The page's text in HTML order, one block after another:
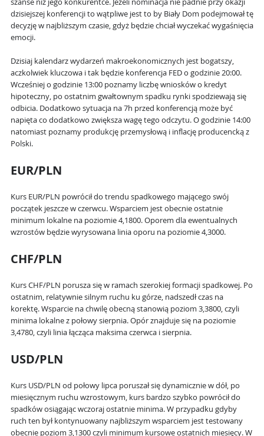
szanse niż jego konkurentce. Jeżeli nominacja nie padnie przy okazji
dzisiejszej konferencji to wątpliwe jest to by Biały Dom podejmował tę
decyzję w najbliższym czasie, gdyż będzie chciał wyczekać wygaśnięcia
emocji.
Dzisiaj kalendarz wydarzeń makroekonomicznych jest bogatszy,
aczkolwiek kluczowa i tak będzie konferencja FED o godzinie 20:00.
Wcześniej o godzinie 13:00 poznamy liczbę wniosków o kredyt
hipoteczny, po ostatnim gwałtownym spadku rynki spodziewają się
odbicia. Dodatkowo sytuacja na 7h przed konferencją może być
napięta co dodatkowo zwiększa wagę tego odczytu. O godzinie 14:00
natomiast poznamy produkcję przemysłową i inflację producencką z
Polski.
EUR/PLN
Kurs EUR/PLN powrócił do trendu spadkowego mającego swój
początek jeszcze w czerwcu. Wsparciem jest obecnie ostatnie
minimum lokalne na poziomie 4,1800. Oporem dla ewentualnych
wzrostów będzie wyrysowana linia oporu na poziomie 4,3000.
CHF/PLN
Kurs CHF/PLN porusza się w ramach szerokiej formacji spadkowej. Po
ostatnim, relatywnie silnym ruchu ku górze, nadszedł czas na
korektę. Wsparcie na chwilę obecną stanowią poziom 3,3800, czyli
minima lokalne z połowy sierpnia. Opór znajduje się na poziomie
3,4780, czyli linia łącząca maksima czerwca i sierpnia.
USD/PLN
Kurs USD/PLN od połowy lipca poruszał się dynamicznie w dół, po
miesięcznym ruchu wzrostowym, kurs bardzo szybko powrócił do
spadków osiągając wczoraj ostatnie minima. W przypadku gdyby
ruch ten był kontynuowany najbliższym wsparciem jest testowany
obecnie poziom 3,1300 czyli minimum kursowe ostatnich miesięcy. W